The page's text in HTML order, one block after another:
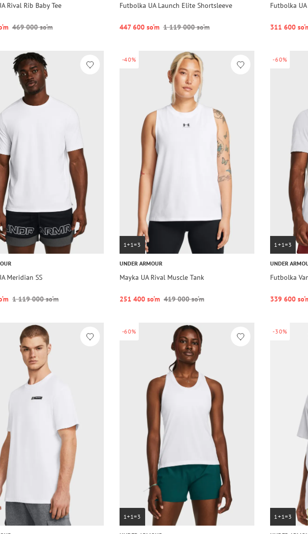
Rival Rib Baby Tee
469 000 so‘m
Futbolka UA Launch Elite Shortsleeve
447 600 so‘m 1 119 000 so‘m
Futbolka
311 600
Meridian SS
1 119 000 so‘m
-40%
1+1=3
UNDER ARMOUR
Mayka UA Rival Muscle Tank
251 400 so‘m 419 000 so‘m
-60%
1+1=3
UNDER
Futbolka
339 600
-60%
1+1=3
-30%
1+1=3